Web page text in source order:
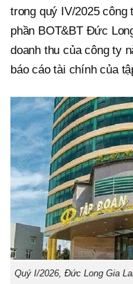
trong quý IV/2025 công
phần BOT&BT Đức
doanh thu của công ty
báo cáo tài chính của
Quý I/2026, Đức Long Gia